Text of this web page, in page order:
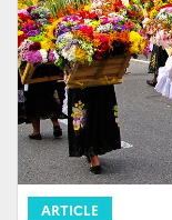
ARTICLE